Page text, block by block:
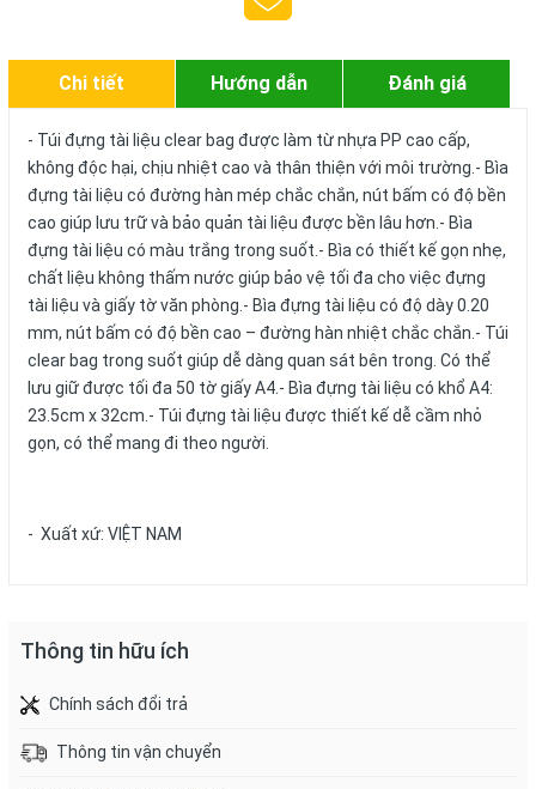
Chi tiết Hướng dẫn Đánh giá
- Túi đựng tài liệu clear bag được làm từ nhựa PP cao cấp,
không độc hại, chịu nhiệt cao và thân thiện với môi trường.- Bìa
đựng tài liệu có đường hàn mép chắc chắn, nút bấm có độ bền
cao giúp lưu trữ và bảo quản tài liệu được bền lâu hơn.- Bìa
đựng tài liệu có màu trắng trong suốt.- Bìa có thiết kế gọn nhẹ,
chất liệu không thấm nước giúp bảo vệ tối đa cho việc đựng
tài liệu và giấy tờ văn phòng.- Bìa đựng tài liệu có độ dày 0.20
mm, nút bấm có độ bền cao – đường hàn nhiệt chắc chắn.- Túi
clear bag trong suốt giúp dễ dàng quan sát bên trong. Có thể
lưu giữ được tối đa 50 tờ giấy A4.- Bìa đựng tài liệu có khổ A4:
23.5cm x 32cm.- Túi đựng tài liệu được thiết kế dễ cầm nhỏ
gọn, có thể mang đi theo người.
- Xuất xứ: VIỆT NAM
Thông tin hữu ích
Chính sách đổi trả
Thông tin vận chuyển